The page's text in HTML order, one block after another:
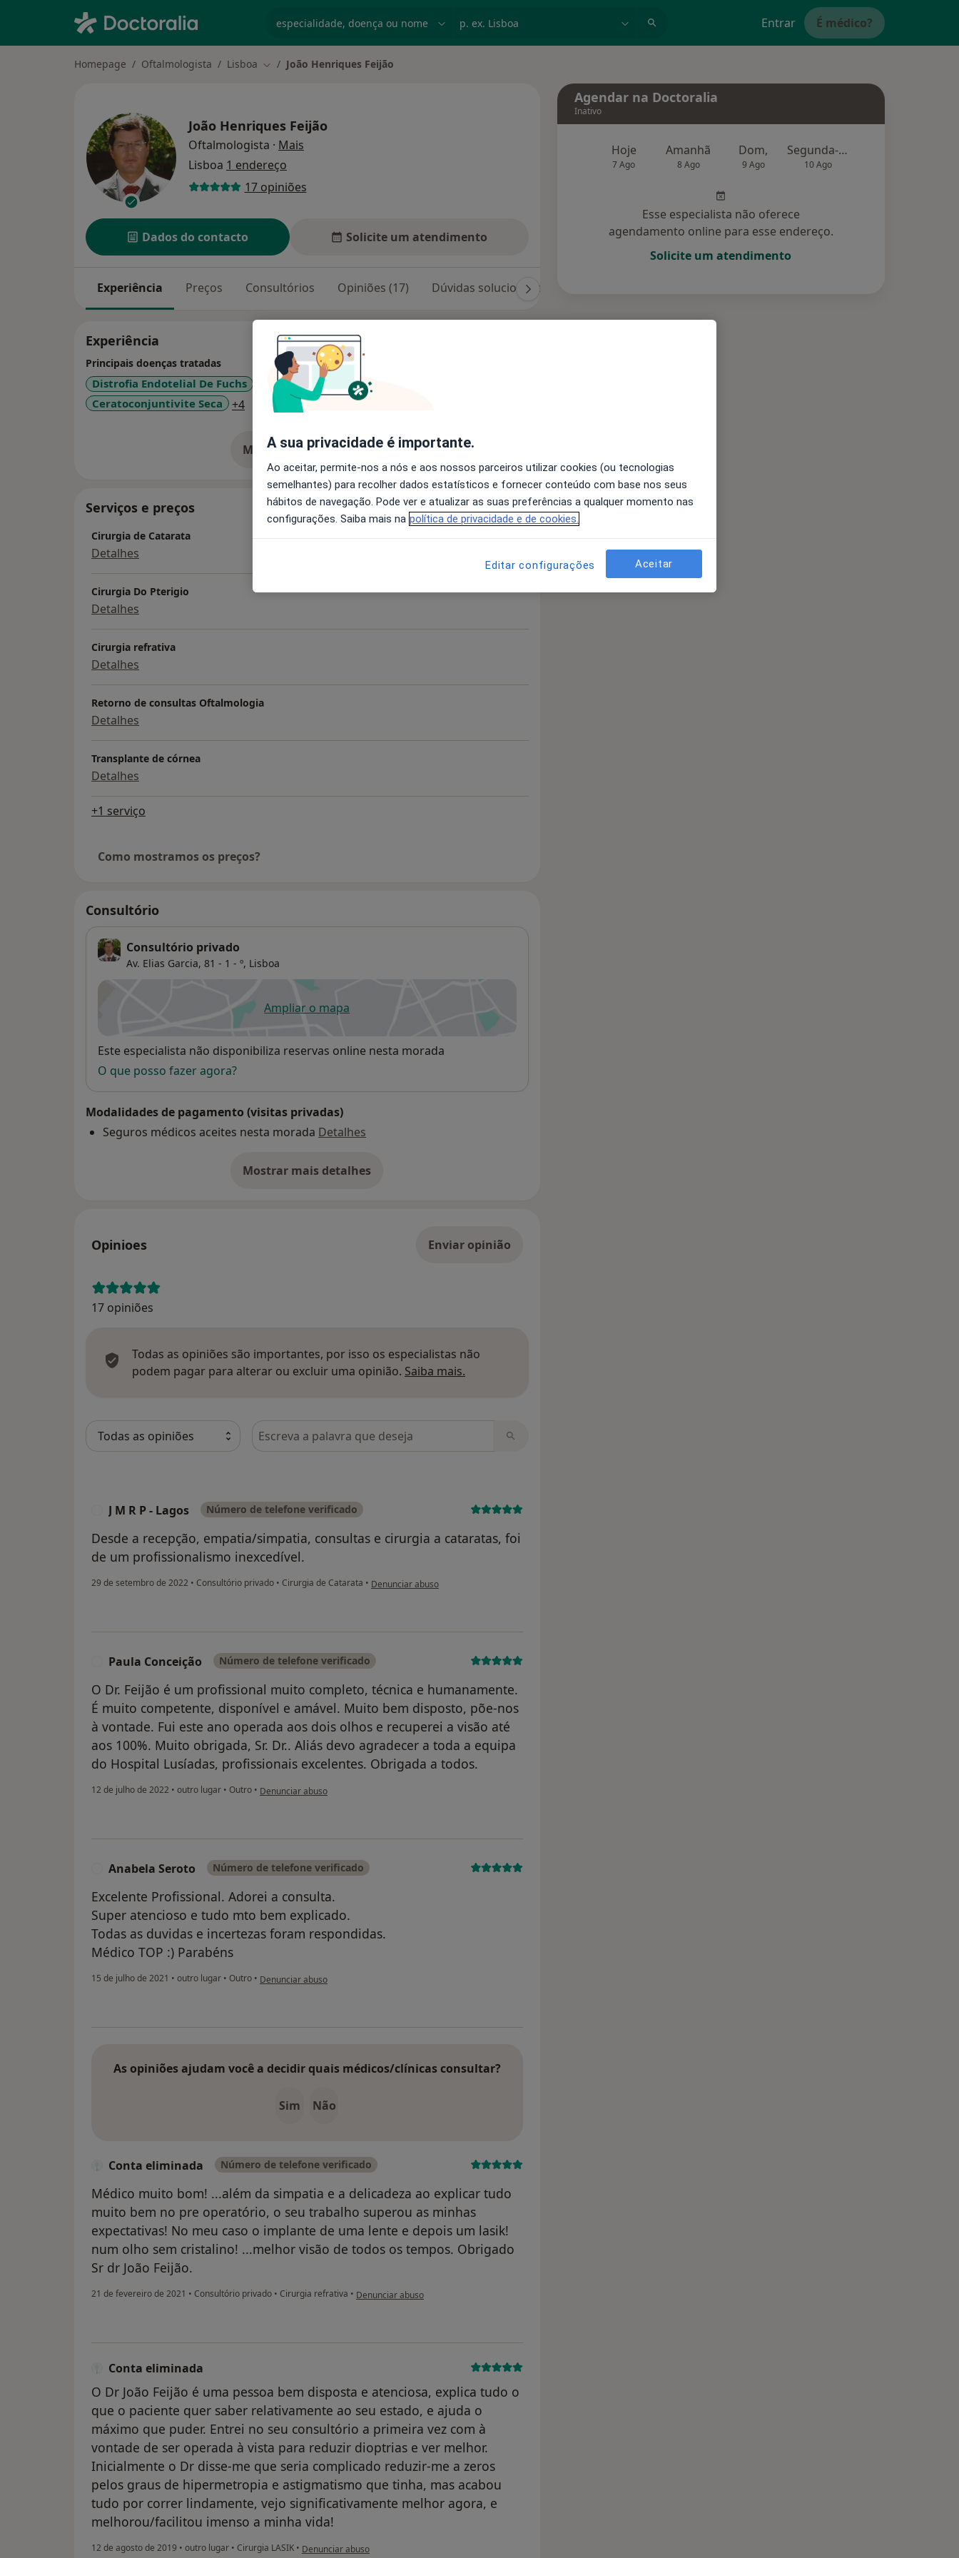
Entrar É médico?
Homepage Oftalmologista Lisboa Mudar de cidade
João Henriques Feijão
João Henriques Feijão
Oftalmologista · Mais
Lisboa 1 endereço
17 opiniões
Dados do contacto Solicite um atendimento
Experiência Preços Consultórios Opiniões (17) Dúvidas solucionadas (3)
Experiência
Principais doenças tratadas
Distrofia Endotelial De Fuchs Catarata Doenças Da Córnea
Ceratoconjuntivite Seca
+4a11y_sr_more_diseases
Mostrar mais detalhes
Serviços e preços
Cirurgia de Catarata
Detalhes
Cirurgia Do Pterigio
Detalhes
Cirurgia refrativa
Detalhes
Retorno de consultas Oftalmologia
Detalhes
Transplante de córnea
Detalhes
+1 serviço
Como mostramos os preços?
Consultório
Consultório privado
Av. Elias Garcia, 81 - 1 - º, Lisboa
Ampliar o mapaabre num novo separador
Disponibilidade
Este especialista não disponibiliza reservas online nesta morada
O que posso fazer agora?
Modalidades de pagamento (visitas privadas)
Seguros médicos aceites nesta morada Detalhes
Mostrar mais detalhes
sobre o endereço
Opinioes Enviar opinião
17 opiniões
Todas as opiniões são importantes, por isso os especialistas não
podem pagar para alterar ou excluir uma opinião. Saiba mais.
Pesquisar em opiniões
J M R P - Lagos Número de telefone verificado
Desde a recepção, empatia/simpatia, consultas e cirurgia a cataratas, foi
de um profissionalismo inexcedível.
29 de setembro de 2022 • Consultório privado • Cirurgia de Catarata • na opinião do utilizador J M R P - Lagos
Denunciar abuso
Paula Conceição Número de telefone verificado
O Dr. Feijão é um profissional muito completo, técnica e humanamente.
É muito competente, disponível e amável. Muito bem disposto, põe-nos
à vontade. Fui este ano operada aos dois olhos e recuperei a visão até
aos 100%. Muito obrigada, Sr. Dr.. Aliás devo agradecer a toda a equipa
do Hospital Lusíadas, profissionais excelentes. Obrigada a todos.
12 de julho de 2022 • outro lugar • Outro • na opinião do utilizador Paula Conceição
Denunciar abuso
Anabela Seroto Número de telefone verificado
Excelente Profissional. Adorei a consulta.
Super atencioso e tudo mto bem explicado.
Todas as duvidas e incertezas foram respondidas.
Médico TOP :) Parabéns
15 de julho de 2021 • outro lugar • Outro • na opinião do utilizador Anabela Seroto
Denunciar abuso
As opiniões ajudam você a decidir quais médicos/clínicas consultar?
Sim Não
Conta eliminada Número de telefone verificado
Médico muito bom! ...além da simpatia e a delicadeza ao explicar tudo
muito bem no pre operatório, o seu trabalho superou as minhas
expectativas! No meu caso o implante de uma lente e depois um lasik!
num olho sem cristalino! ...melhor visão de todos os tempos. Obrigado
Sr dr João Feijão.
21 de fevereiro de 2021 • Consultório privado • Cirurgia refrativa • na opinião do utilizador Conta eliminada
Denunciar abuso
Conta eliminada
O Dr João Feijão é uma pessoa bem disposta e atenciosa, explica tudo o
que o paciente quer saber relativamente ao seu estado, e ajuda o
máximo que puder. Entrei no seu consultório a primeira vez com à
vontade de ser operada à vista para reduzir dioptrias e ver melhor.
Inicialmente o Dr disse-me que seria complicado reduzir-me a zeros
pelos graus de hipermetropia e astigmatismo que tinha, mas acabou
tudo por correr lindamente, vejo significativamente melhor agora, e
melhorou/facilitou imenso a minha vida!
12 de agosto de 2019 • outro lugar • Cirurgia LASIK • na opinião do utilizador Conta eliminada
Denunciar abuso
Agendar na Doctoralia
Inativo
Hoje
7 Ago
Amanhã
8 Ago
Dom,
9 Ago
Segunda-feira
10 Ago
Esse especialista não oferece
agendamento online para esse endereço.
Solicite um atendimento
A sua privacidade é importante.
Ao aceitar, permite-nos a nós e aos nossos parceiros utilizar cookies (ou tecnologias
semelhantes) para recolher dados estatísticos e fornecer conteúdo com base nos seus
hábitos de navegação. Pode ver e atualizar as suas preferências a qualquer momento nas
configurações. Saiba mais na política de privacidade e de cookies.
Editar configurações Aceitar